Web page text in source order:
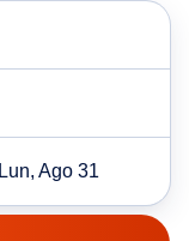
Lun, Ago 31